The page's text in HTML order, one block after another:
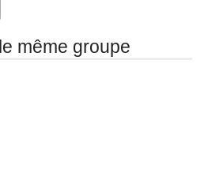
même groupe